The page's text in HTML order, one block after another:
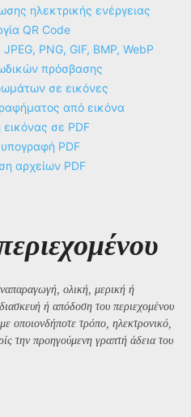
ηλεκτρικής ενέργειας
QR Code
PNG, GIF, BMP, WebP
πρόσβασης
σε εικόνες
από εικόνα
σε PDF
PDF
αρχείων PDF
ολική, μερική ή
ή απόδοση του περιεχομένου
οποιονδήποτε τρόπο, ηλεκτρονικό,
την προηγούμενη γραπτή άδεια του